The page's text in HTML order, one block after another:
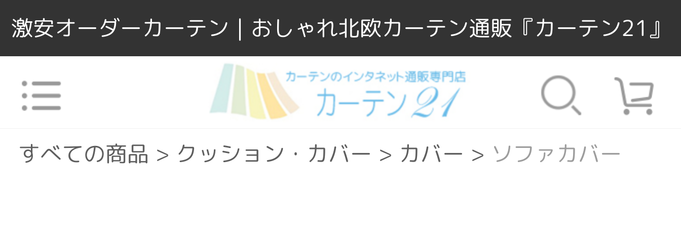
激安オーダーカーテン｜おしゃれ北欧カーテン通販『カーテン21』
すべての商品 > クッション・カバー > カバー > ソファカバー